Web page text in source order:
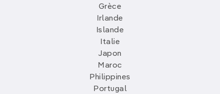
Grèce
Irlande
Islande
Italie
Japon
Maroc
Philippines
Portugal